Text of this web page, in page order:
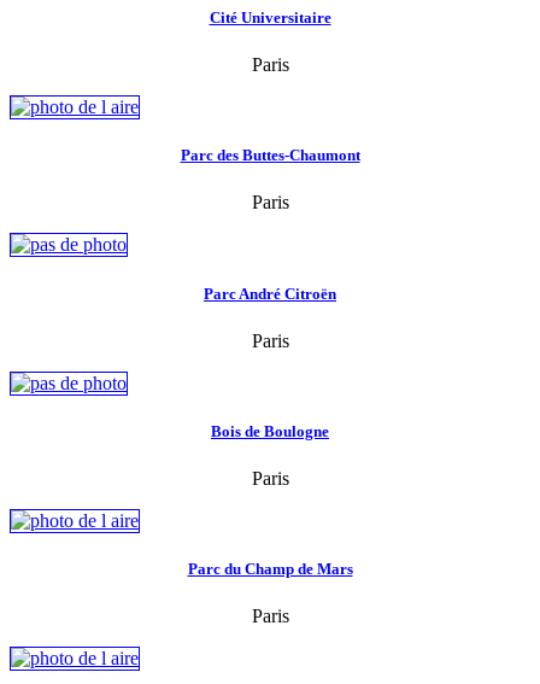
Cité Universitaire
Paris
Parc des Buttes-Chaumont
Paris
Parc André Citroën
Paris
Bois de Boulogne
Paris
Parc du Champ de Mars
Paris